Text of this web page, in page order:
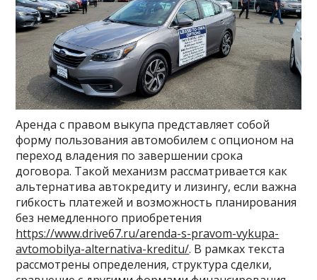
Аренда с правом выкупа представляет собой
форму пользования автомобилем с опционом на
переход владения по завершении срока
договора. Такой механизм рассматривается как
альтернатива автокредиту и лизингу, если важна
гибкость платежей и возможность планирования
без немедленного приобретения
https://www.drive67.ru/arenda-s-pravom-vykupa-
avtomobilya-alternativa-kreditu/. В рамках текста
рассмотрены определения, структура сделки,